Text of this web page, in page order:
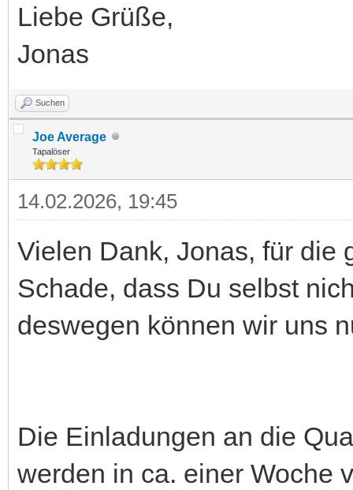
Liebe Grüße,
Jonas
Suchen
Joe Average
Tapalöser
14.02.2026, 19:45
Vielen Dank, Jonas, für die
Schade, dass Du selbst
deswegen können wir uns
Die Einladungen an die
werden in ca. einer Woche